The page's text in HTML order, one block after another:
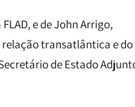
e de John Arrigo,
transatlântica e
de Estado